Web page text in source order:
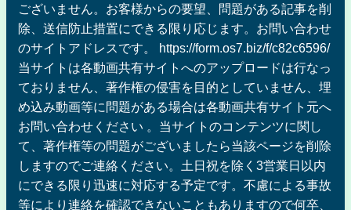
ございません。お客様からの要望、問題がある記事を削
除、送信防止措置にできる限り応じます。お問い合わせ
のサイトアドレスです。 https://form.os7.biz/f/c82c6596/
当サイトは各動画共有サイトへのアップロードは行なっ
ておりません、著作権の侵害を目的としていません、埋
め込み動画等に問題がある場合は各動画共有サイト元へ
お問い合わせください 。当サイトのコンテンツに関し
て、著作権等の問題がございましたら当該ページを削除
しますのでご連絡ください。土日祝を除く3営業日以内
にできる限り迅速に対応する予定です。不慮による事故
等により連絡を確認できないこともありますので何卒、